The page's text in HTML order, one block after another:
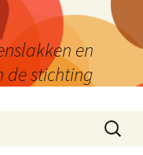
en
de stichting
Zoeken
naar: